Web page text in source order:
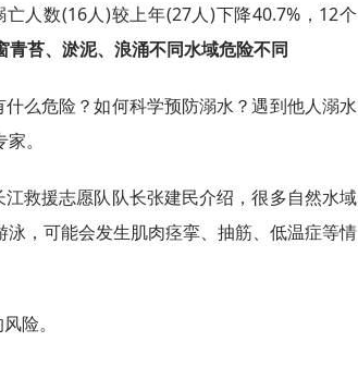
人数(16人)较上年(27人)下降40.7%，12个
青苔、淤泥、浪涌不同水域危险不同
么危险？如何科学预防溺水？遇到他人溺水
。
救援志愿队队长张建民介绍，很多自然水域
，可能会发生肌肉痉挛、抽筋、低温症等情
险。